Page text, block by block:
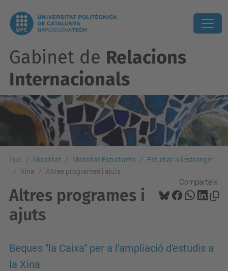
Gabinet de Relacions
Internacionals
Inici Mobilitat Mobilitat Estudiants
Estudiar a l'estranger
Xina
Altres programes i ajuts
Comparteix:
Altres programes i
ajuts
Beques "la Caixa" per a l'ampliació d'estudis a
la Xina